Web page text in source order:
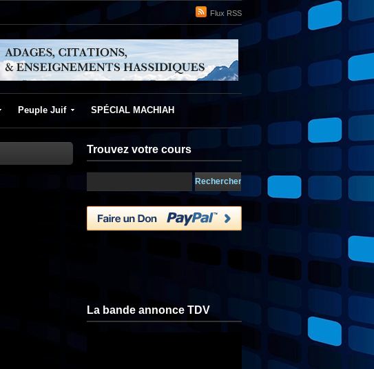
Flux RSS
Peuple Juif SPÉCIAL MACHIAH
Trouvez votre cours
La bande annonce TDV